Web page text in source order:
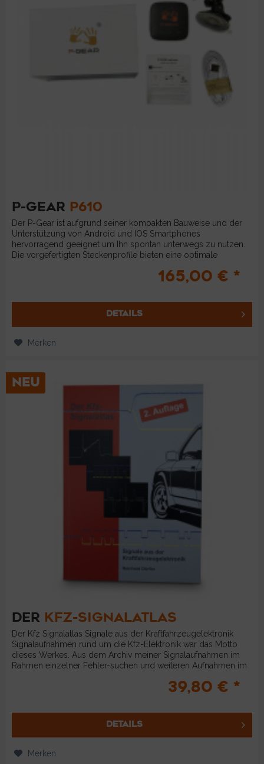
P-GEAR P610
Der P-Gear ist aufgrund seiner kompakten Bauweise und der
Unterstützung von Android und IOS Smartphones
hervorragend geeignet um Ihn spontan unterwegs zu nutzen.
Die vorgefertigten Steckenprofile bieten eine optimale
165,00 € *
DETAILS
Merken
NEU
DER KFZ-SIGNALATLAS
Der Kfz Signalatlas Signale aus der Kraftfahrzeugelektronik
Signalaufnahmen rund um die Kfz-Elektronik war das Motto
dieses Werkes. Aus dem Archiv meiner Signalaufnahmen im
Rahmen einzelner Fehler-suchen und weiteren Aufnahmen im
39,80 € *
DETAILS
Merken